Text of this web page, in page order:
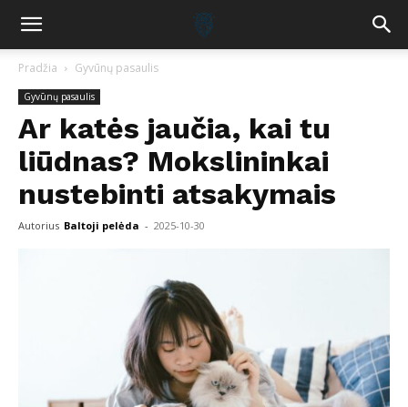
Pradžia Gyvūnų pasaulis
Gyvūnų pasaulis
Ar katės jaučia, kai tu
liūdnas? Mokslininkai
nustebinti atsakymais
Autorius Baltoji pelėda - 2025-10-30